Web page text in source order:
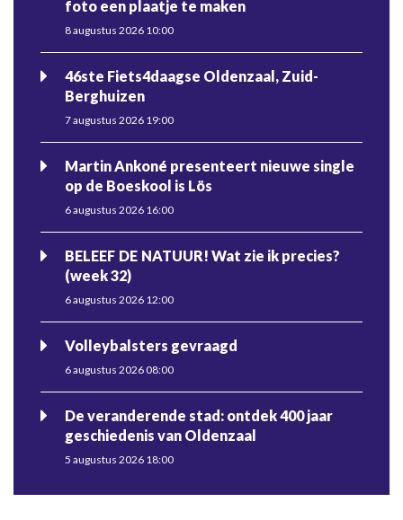
foto een plaatje te maken
8 augustus 2026 10:00
46ste Fiets4daagse Oldenzaal, Zuid-
Berghuizen
7 augustus 2026 19:00
Martin Ankoné presenteert nieuwe single
op de Boeskool is Lös
6 augustus 2026 16:00
BELEEF DE NATUUR! Wat zie ik precies?
(week 32)
6 augustus 2026 12:00
Volleybalsters gevraagd
6 augustus 2026 08:00
De veranderende stad: ontdek 400 jaar
geschiedenis van Oldenzaal
5 augustus 2026 18:00